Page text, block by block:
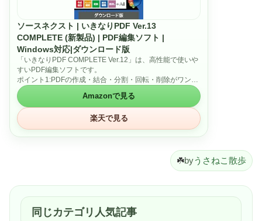
ソースネクスト | いきなりPDF Ver.13
COMPLETE (新製品) | PDF編集ソフト |
Windows対応|ダウンロード版
「いきなりPDF COMPLETE Ver.12」は、高性能で使いや
すいPDF編集ソフトです。
ポイント1:PDFの作成・結合・分割・回転・削除がワンク
リックで簡単に行えます。
ポイント2:Officeファイルとの互換性が高く、Wordや
Excelから直接PDFを生成可能です。
ポイント3:電子署名やパスワード保護でセキュリティ面も
安心。
ポイント4:軽快な動作と高いコストパフォーマンスで業務
Amazonで見る
楽天で見る
☘️byうさねこ散歩
同じカテゴリ人気記事